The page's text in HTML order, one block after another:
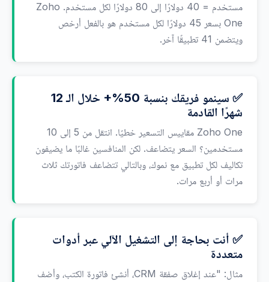
مستخدم = 40 دولارًا إلى 80 دولارًا لكل مستخدم. Zoho
One بسعر 45 دولارًا لكل مستخدم هو بالفعل أرخص
ويتضمن 41 تطبيقًا آخر.
✅ سينمو فريقك بنسبة 50%+ خلال الـ 12
شهرًا القادمة
Zoho One مقاييس التسعير خطيًا. انتقل من 5 إلى 10
مستخدمين؟ السعر يتضاعف. لكن المنافسين غالبًا ما يضيفون
تكاليف لكل تطبيق مع نموك، وبالتالي تتضاعف فاتورتك ثلاث
مرات أو أربع مرات.
✅ أنت بحاجة إلى التشغيل الآلي عبر أدوات
متعددة
مثال: "عند إغلاق صفقة CRM، أنشئ فاتورة الكتب، وأضف